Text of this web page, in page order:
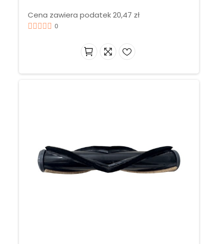
Cena zawiera podatek 20,47 zł
0